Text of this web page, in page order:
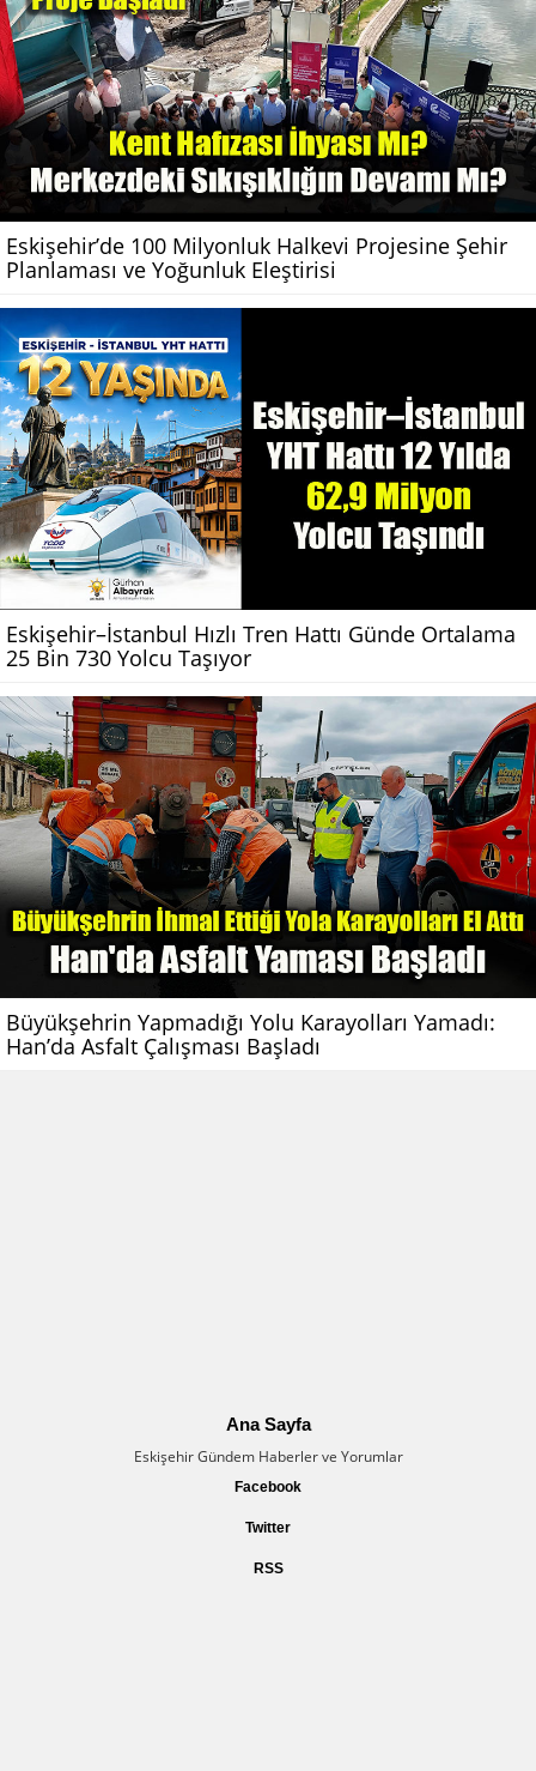
Eskişehir’de 100 Milyonluk Halkevi Projesine Şehir
Planlaması ve Yoğunluk Eleştirisi
Eskişehir–İstanbul Hızlı Tren Hattı Günde Ortalama
25 Bin 730 Yolcu Taşıyor
Büyükşehrin Yapmadığı Yolu Karayolları Yamadı:
Han’da Asfalt Çalışması Başladı
Ana Sayfa
Eskişehir Gündem Haberler ve Yorumlar
Facebook
Twitter
RSS